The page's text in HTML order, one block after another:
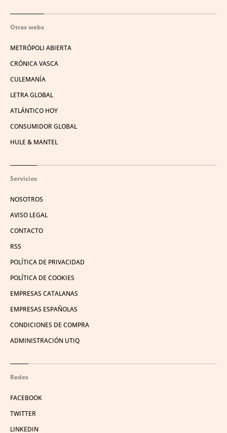
Otras webs
METRÓPOLI ABIERTA
CRÓNICA VASCA
CULEMANÍA
LETRA GLOBAL
ATLÁNTICO HOY
CONSUMIDOR GLOBAL
HULE & MANTEL
Servicios
NOSOTROS
AVISO LEGAL
CONTACTO
RSS
POLÍTICA DE PRIVACIDAD
POLÍTICA DE COOKIES
EMPRESAS CATALANAS
EMPRESAS ESPAÑOLAS
CONDICIONES DE COMPRA
ADMINISTRACIÓN UTIQ
Redes
FACEBOOK
TWITTER
LINKEDIN